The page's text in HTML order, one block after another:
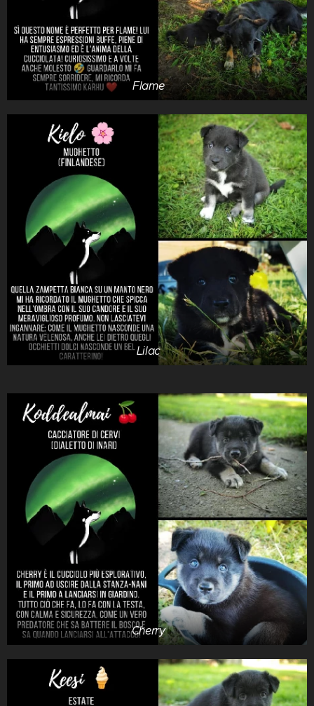
Flame 🔥
Lilac 🌸
Cherry 🍒